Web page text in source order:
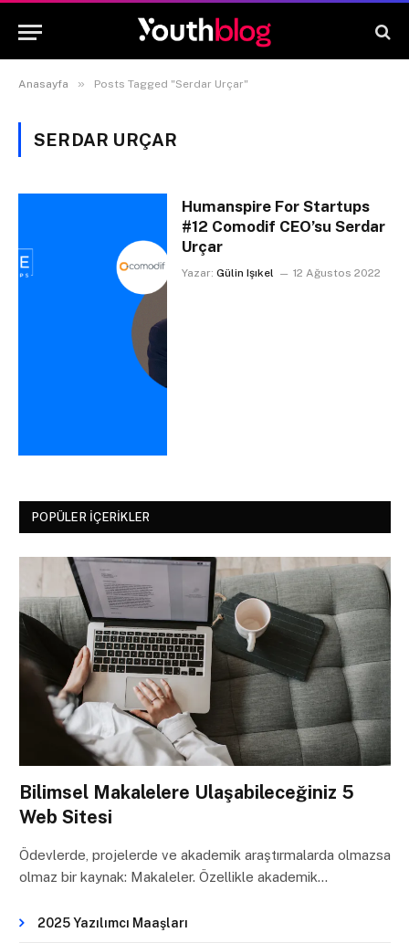
Anasayfa » Posts Tagged "Serdar Urçar"
SERDAR URÇAR
Humanspire For Startups
#12 Comodif CEO’su Serdar
Urçar
Yazar: Gülin Işıkel 12 Ağustos 2022
POPÜLER İÇERIKLER
Bilimsel Makalelere Ulaşabileceğiniz 5
Web Sitesi
Ödevlerde, projelerde ve akademik araştırmalarda olmazsa
olmaz bir kaynak: Makaleler. Özellikle akademik…
2025 Yazılımcı Maaşları